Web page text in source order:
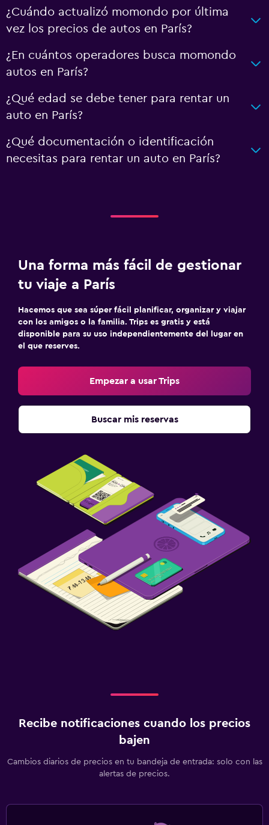
¿Cuándo actualizó momondo por última
vez los precios de autos en París?
¿En cuántos operadores busca momondo
autos en París?
¿Qué edad se debe tener para rentar un
auto en París?
¿Qué documentación o identificación
necesitas para rentar un auto en París?
Una forma más fácil de gestionar
tu viaje a París
Hacemos que sea súper fácil planificar, organizar y viajar
con los amigos o la familia. Trips es gratis y está
disponible para su uso independientemente del lugar en
el que reserves.
Empezar a usar Trips
Buscar mis reservas
Recibe notificaciones cuando los precios
bajen
Cambios diarios de precios en tu bandeja de entrada: solo con las
alertas de precios.